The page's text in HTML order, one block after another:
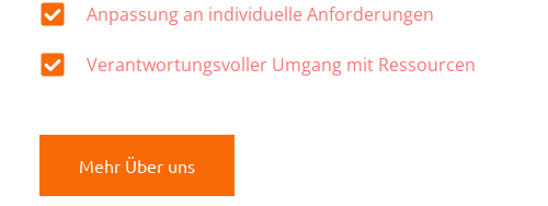
Anpassung an individuelle Anforderungen
Verantwortungsvoller Umgang mit Ressourcen
Mehr Über uns